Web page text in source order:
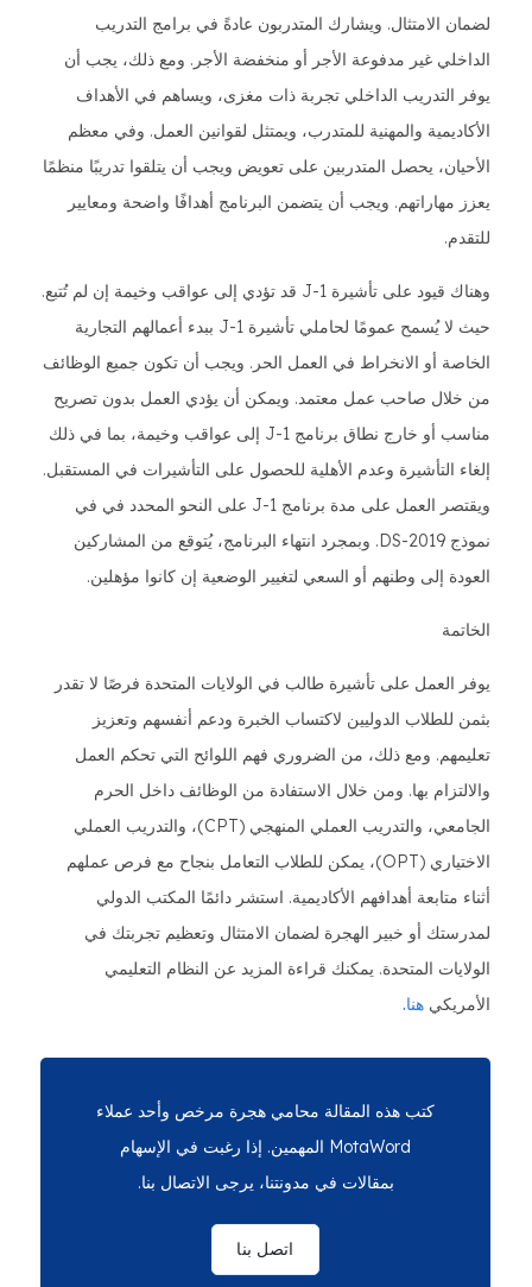
لضمان الامتثال. ويشارك المتدربون عادةً في برامج التدريب
الداخلي غير مدفوعة الأجر أو منخفضة الأجر. ومع ذلك، يجب أن
يوفر التدريب الداخلي تجربة ذات مغزى، ويساهم في الأهداف
الأكاديمية والمهنية للمتدرب، ويمتثل لقوانين العمل. وفي معظم
الأحيان، يحصل المتدربين على تعويض ويجب أن يتلقوا تدريبًا منظمًا
يعزز مهاراتهم. ويجب أن يتضمن البرنامج أهدافًا واضحة ومعايير
للتقدم.
وهناك قيود على تأشيرة J-1 قد تؤدي إلى عواقب وخيمة إن لم تُتبع.
حيث لا يُسمح عمومًا لحاملي تأشيرة J-1 ببدء أعمالهم التجارية
الخاصة أو الانخراط في العمل الحر. ويجب أن تكون جميع الوظائف
من خلال صاحب عمل معتمد. ويمكن أن يؤدي العمل بدون تصريح
مناسب أو خارج نطاق برنامج J-1 إلى عواقب وخيمة، بما في ذلك
إلغاء التأشيرة وعدم الأهلية للحصول على التأشيرات في المستقبل.
ويقتصر العمل على مدة برنامج J-1 على النحو المحدد في في
نموذج DS-2019. وبمجرد انتهاء البرنامج، يُتوقع من المشاركين
العودة إلى وطنهم أو السعي لتغيير الوضعية إن كانوا مؤهلين.
الخاتمة
يوفر العمل على تأشيرة طالب في الولايات المتحدة فرصًا لا تقدر
بثمن للطلاب الدوليين لاكتساب الخبرة ودعم أنفسهم وتعزيز
تعليمهم. ومع ذلك، من الضروري فهم اللوائح التي تحكم العمل
والالتزام بها. ومن خلال الاستفادة من الوظائف داخل الحرم
الجامعي، والتدريب العملي المنهجي (CPT)، والتدريب العملي
الاختياري (OPT)، يمكن للطلاب التعامل بنجاح مع فرص عملهم
أثناء متابعة أهدافهم الأكاديمية. استشر دائمًا المكتب الدولي
لمدرستك أو خبير الهجرة لضمان الامتثال وتعظيم تجربتك في
الولايات المتحدة. يمكنك قراءة المزيد عن النظام التعليمي
الأمريكي هنا.
كتب هذه المقالة محامي هجرة مرخص وأحد عملاء
MotaWord المهمين. إذا رغبت في الإسهام
بمقالات في مدونتنا، يرجى الاتصال بنا.
اتصل بنا